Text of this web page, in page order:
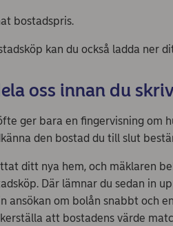
bostadspris.
kan du också ladda ner
oss innan du
ger bara en fingervisning om
den bostad du till slut
ditt nya hem, och mäklaren
Där lämnar du sedan in
ansökan om bolån snabbt och
att bostadens värde